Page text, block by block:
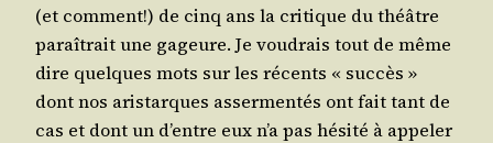
(et com­ment!) de cinq ans la cri­tique du théâtre
paraî­trait une gageure. Je vou­drais tout de même
dire quelques mots sur les récents « suc­cès »
dont nos aris­tarques asser­men­tés ont fait tant de
cas et dont un d’entre eux n’a pas hési­té à appe­ler